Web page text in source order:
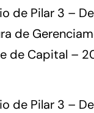
de Pilar 3 –
de
de Capital –
de Pilar 3 –